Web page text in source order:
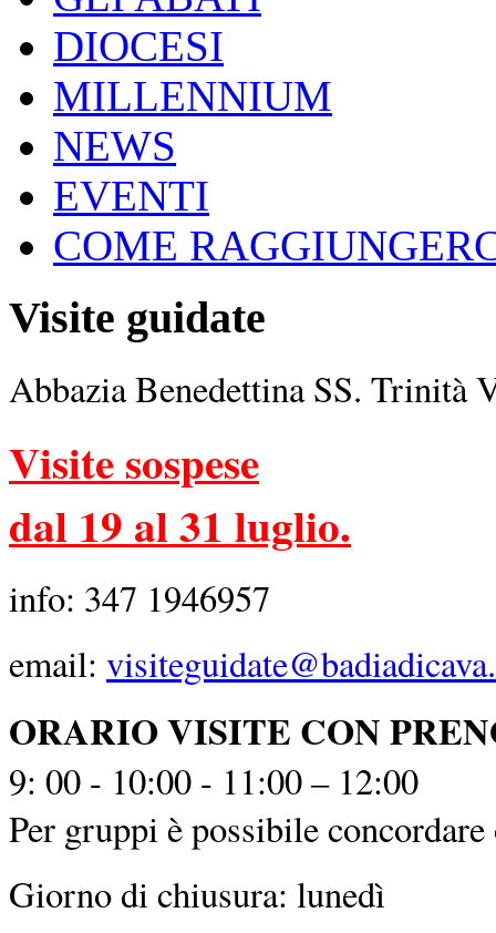
DIOCESI
MILLENNIUM
NEWS
EVENTI
COME
Visite guidate
Abbazia Benedettina SS. Trinità
Visite sospese
dal 19 al 31 luglio.
info: 347 1946957
email:
ORARIO VISITE CON
9: 00 - 10:00 - 11:00 – 12:00
Per gruppi è possibile
Giorno di chiusura: lunedì